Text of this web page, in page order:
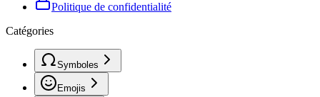
Politique de confidentialité
Catégories
Symboles
Emojis